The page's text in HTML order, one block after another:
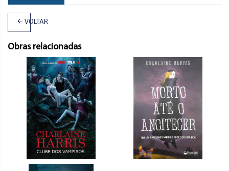
VOLTAR
Obras relacionadas